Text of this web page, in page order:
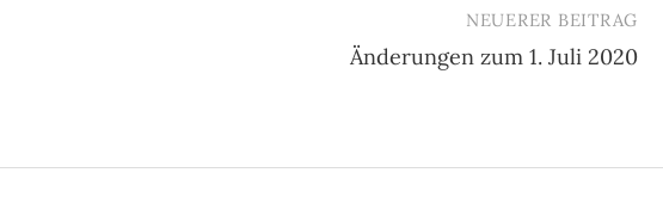
NEUERER BEITRAG
Änderungen zum 1. Juli 2020